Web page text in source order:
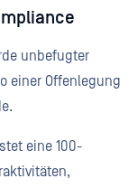
unbefugter
einer Offenlegung
eine 100-